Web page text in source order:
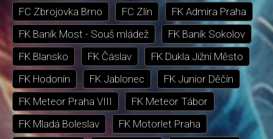
FC Zbrojovka Brno
FC Zlín
FK Admira Praha
FK Baník Most - Souš mládež
FK Baník Sokolov
FK Blansko
FK Čáslav
FK Dukla Jižní Město
FK Hodonín
FK Jablonec
FK Junior Děčín
FK Meteor Praha VIII
FK Meteor Tábor
FK Mladá Boleslav
FK Motorlet Praha